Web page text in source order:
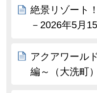
絶景リゾート
－2026年5月
アクアワール
編～（大洗町